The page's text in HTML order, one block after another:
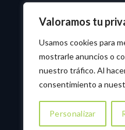
Valoramos tu
Usamos cookies para
mostrarle anuncios o
nuestro tráfico. Al
consentimiento a
Personalizar